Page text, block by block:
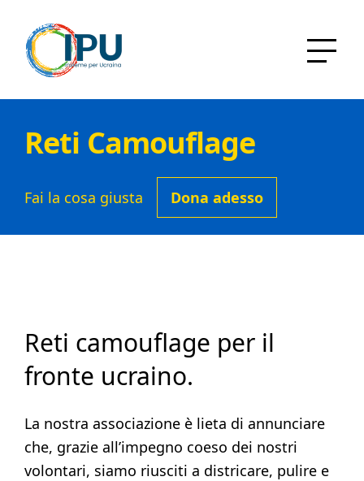
Reti Camouflage
Fai la cosa giusta Dona adesso
Reti camouflage per il
fronte ucraino.
La nostra associazione è lieta di annunciare
che, grazie all’impegno coeso dei nostri
volontari, siamo riusciti a districare, pulire e